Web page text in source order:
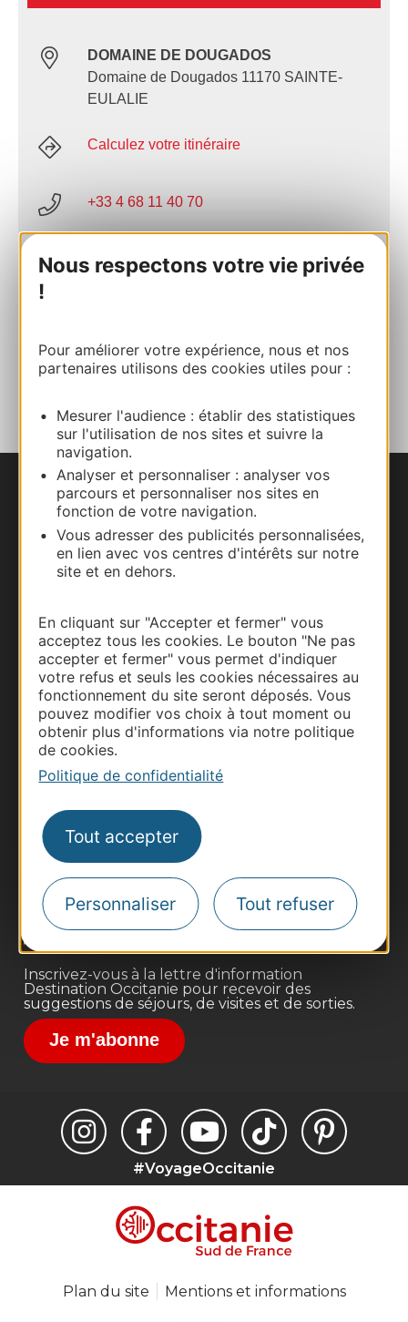
Nous respectons votre vie privée
!
Pour améliorer votre expérience, nous et nos
partenaires utilisons des cookies utiles pour :
Mesurer l'audience : établir des statistiques
sur l'utilisation de nos sites et suivre la
navigation.
Analyser et personnaliser : analyser vos
parcours et personnaliser nos sites en
fonction de votre navigation.
Vous adresser des publicités personnalisées,
en lien avec vos centres d'intérêts sur notre
site et en dehors.
En cliquant sur "Accepter et fermer" vous
acceptez tous les cookies. Le bouton "Ne pas
accepter et fermer" vous permet d'indiquer
votre refus et seuls les cookies nécessaires au
fonctionnement du site seront déposés. Vous
pouvez modifier vos choix à tout moment ou
obtenir plus d'informations via notre politique
de cookies.
Politique de confidentialité
Tout accepter
Personnaliser Tout refuser
DOMAINE DE DOUGADOS
Domaine de Dougados 11170 SAINTE-
EULALIE
Calculez votre itinéraire
+33 4 68 11 40 70
E-mail
AJOUTER
Nous contacter
Carte interactive
Thermalisme
Business/Mice
Pros d'Occitanie
Site presse et d'influence
Voyagistes
Inscrivez-vous à la lettre d'information
Destination Occitanie pour recevoir des
suggestions de séjours, de visites et de sorties.
Je m'abonne
#VoyageOccitanie
Plan du site Mentions et informations